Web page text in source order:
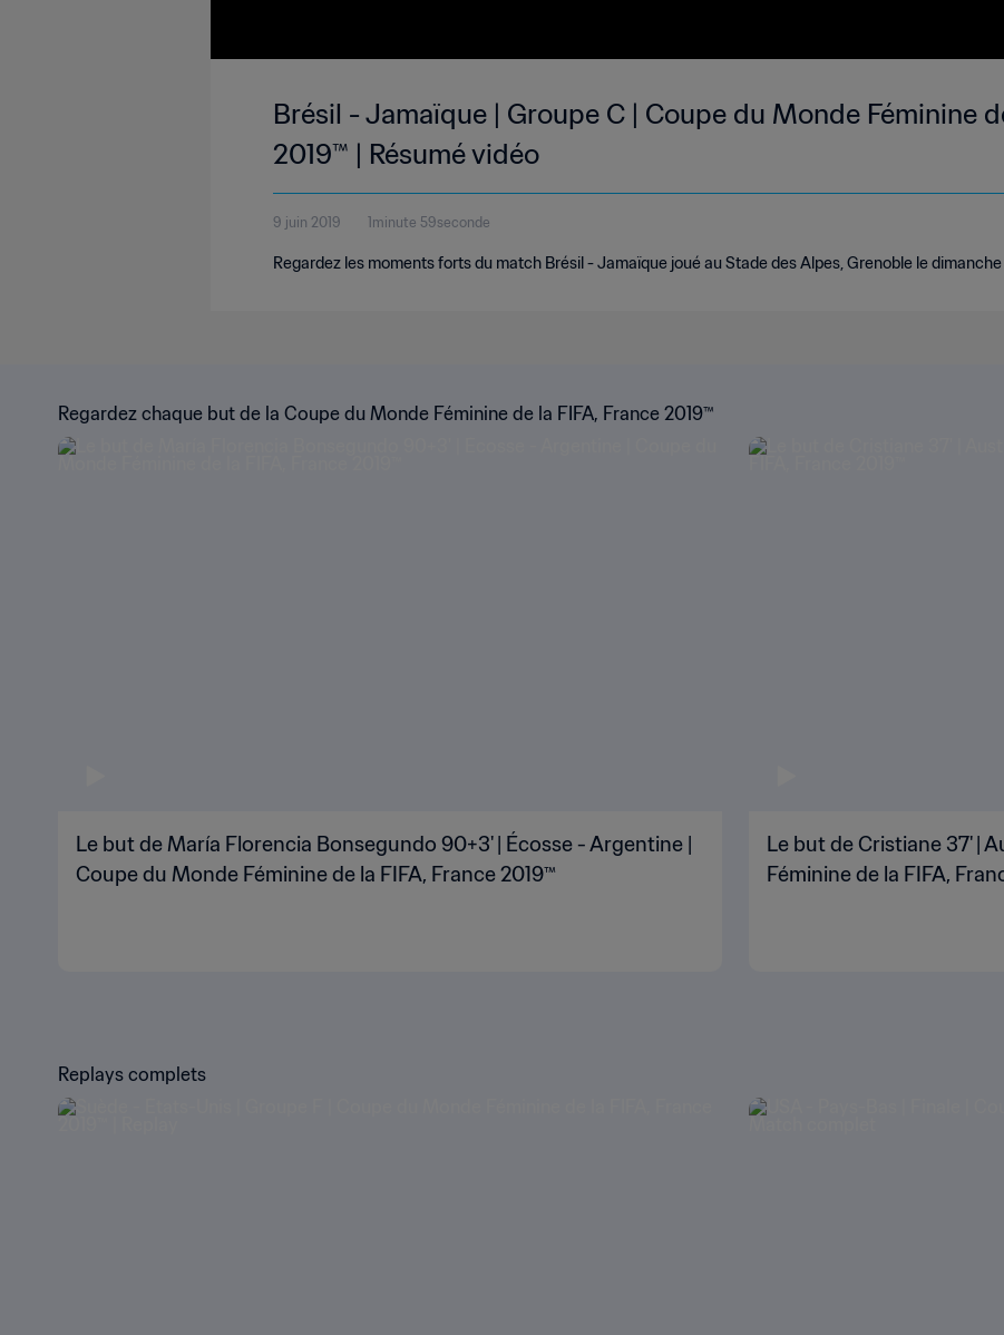
Brésil - Jamaïque | Groupe C | Coupe du Monde Féminine
2019™ | Résumé vidéo
9 juin 2019 1minute 59seconde
Regardez les moments forts du match Brésil - Jamaïque joué au Stade des Alpes, Grenoble le
Regardez chaque but de la Coupe du Monde Féminine de la FIFA, France 2019™
Le but de María Florencia Bonsegundo 90+3' | Écosse - Argentine |
Coupe du Monde Féminine de la FIFA, France 2019™
Le but de Cristiane 37' |
Féminine de la FIFA,
Replays complets